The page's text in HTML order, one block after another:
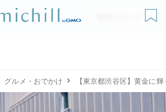
無料ダウンロード
グルメ・おでかけ 【東京都渋谷区】黄金に